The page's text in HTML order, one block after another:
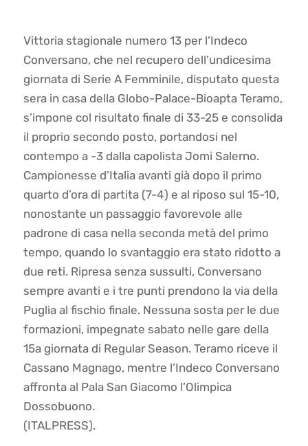
Vittoria stagionale numero 13 per l’Indeco
Conversano, che nel recupero dell’undicesima
giornata di Serie A Femminile, disputato questa
sera in casa della Globo-Palace-Bioapta Teramo,
s’impone col risultato finale di 33-25 e consolida
il proprio secondo posto, portandosi nel
contempo a -3 dalla capolista Jomi Salerno.
Campionesse d’Italia avanti già dopo il primo
quarto d’ora di partita (7-4) e al riposo sul 15-10,
nonostante un passaggio favorevole alle
padrone di casa nella seconda metà del primo
tempo, quando lo svantaggio era stato ridotto a
due reti. Ripresa senza sussulti, Conversano
sempre avanti e i tre punti prendono la via della
Puglia al fischio finale. Nessuna sosta per le due
formazioni, impegnate sabato nelle gare della
15a giornata di Regular Season. Teramo riceve il
Cassano Magnago, mentre l’Indeco Conversano
affronta al Pala San Giacomo l’Olimpica
Dossobuono.
(ITALPRESS).